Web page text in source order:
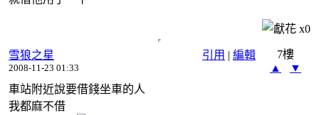
x0
引用 | 編輯
雪狼之星
2008-11-23 01:33
7樓
▲
▼
車站附近說要借錢坐車的人
我都麻不借